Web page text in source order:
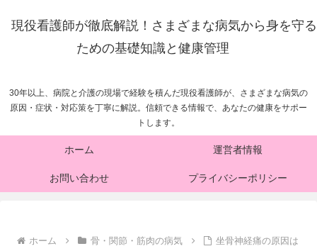
現役看護師が徹底解説！さまざまな病気から身を守る
ための基礎知識と健康管理
30年以上、病院と介護の現場で経験を積んだ現役看護師が、さまざまな病気の
原因・症状・対応策を丁寧に解説。信頼できる情報で、あなたの健康をサポー
トします。
ホーム 運営者情報
お問い合わせ プライバシーポリシー
ホーム 骨・関節・筋肉の病気
坐骨神経痛の原因は